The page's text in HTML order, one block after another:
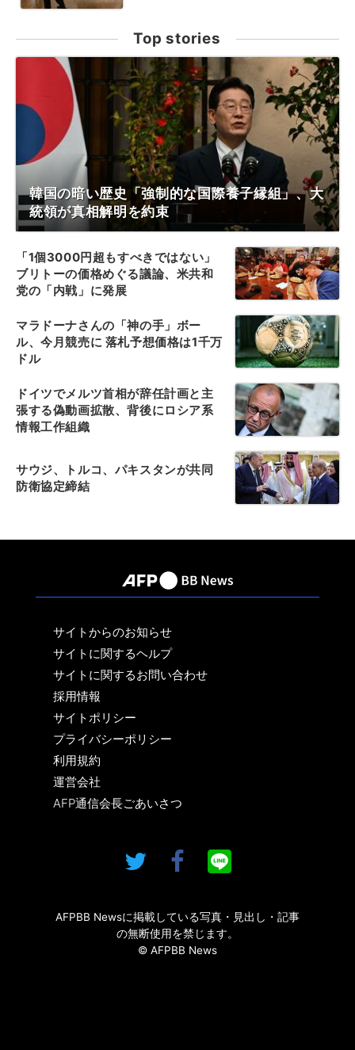
Top stories
韓国の暗い歴史「強制的な国際養子縁組」、大
統領が真相解明を約束
「1個3000円超もすべきではない」
ブリトーの価格めぐる議論、米共和
党の「内戦」に発展
マラドーナさんの「神の手」ボー
ル、今月競売に 落札予想価格は1千万
ドル
ドイツでメルツ首相が辞任計画と主
張する偽動画拡散、背後にロシア系
情報工作組織
サウジ、トルコ、パキスタンが共同
防衛協定締結
サイトからのお知らせ
サイトに関するヘルプ
サイトに関するお問い合わせ
採用情報
サイトポリシー
プライバシーポリシー
利用規約
運営会社
AFP通信会長ごあいさつ
AFPBB Newsに掲載している写真・見出し・記事
の無断使用を禁じます。
© AFPBB News